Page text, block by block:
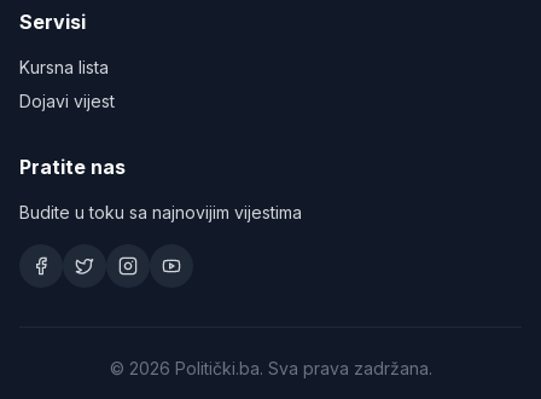
Servisi
Kursna lista
Dojavi vijest
Pratite nas
Budite u toku sa najnovijim vijestima
© 2026 Politički.ba. Sva prava zadržana.